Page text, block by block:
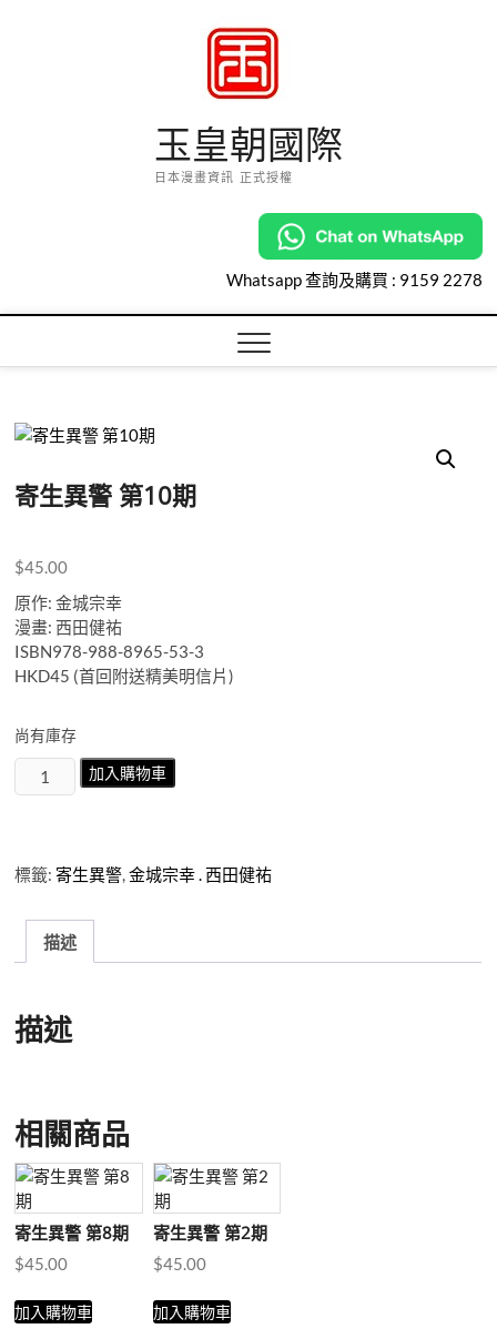
玉皇朝國際
日本漫畫資訊 正式授權
Whatsapp 查詢及購買 : 9159 2278
寄生異警 第10期
$45.00
原作: 金城宗幸
漫畫: 西田健祐
ISBN978-988-8965-53-3
HKD45 (首回附送精美明信片)
尚有庫存
生
第
期
量
加入購物車
標籤:寄生異警,金城宗幸 . 西田健祐
描述
描述
相關商品
寄生異警 第8期
$45.00
加入購物車
寄生異警 第2期
$45.00
加入購物車